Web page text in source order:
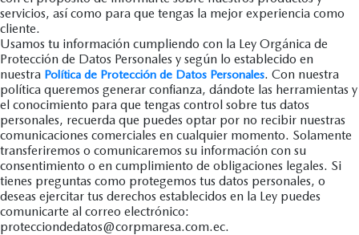
servicios, así como para que tengas la mejor experiencia como
cliente.
Usamos tu información cumpliendo con la Ley Orgánica de
Protección de Datos Personales y según lo establecido en
nuestra Política de Protección de Datos Personales. Con nuestra
política queremos generar confianza, dándote las herramientas y
el conocimiento para que tengas control sobre tus datos
personales, recuerda que puedes optar por no recibir nuestras
comunicaciones comerciales en cualquier momento. Solamente
transferiremos o comunicaremos su información con su
consentimiento o en cumplimiento de obligaciones legales. Si
tienes preguntas como protegemos tus datos personales, o
deseas ejercitar tus derechos establecidos en la Ley puedes
comunicarte al correo electrónico:
protecciondedatos@corpmaresa.com.ec.